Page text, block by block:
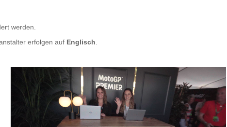
werden.
erfolgen auf Englisch